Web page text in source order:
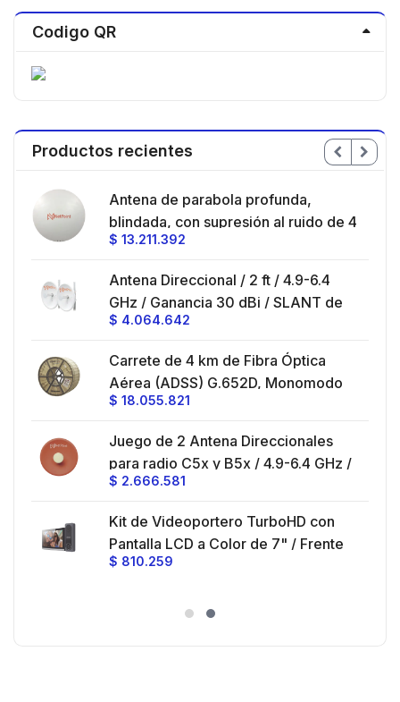
Codigo QR
Productos recientes
Antena de parabola profunda,
blindada, con supresión al ruido de 4
ft, 5.9-7.2 GHz, Ganancia 36 dBi con
hasta 80 km, Conectores N-hembra,
montaje con alineación milimétrica.
$ 13.211.392
Antena Direccional / 2 ft / 4.9-6.4
GHz / Ganancia 30 dBi / SLANT de
45 ° y 90 ° / Conector N-Hembra /
Montaje y jumpers incluidos.
$ 4.064.642
Carrete de 4 km de Fibra Óptica
Aérea (ADSS) G.652D, Monomodo
de 24 Hilos, Exterior, Span 200,
$ 18.055.821
Juego de 2 Antena Direccionales
para radio C5x y B5x / 4.9-6.4 GHz /
Ganancia 27 dBi / Montaje incluido.
$ 2.666.581
Kit de Videoportero TurboHD con
Pantalla LCD a Color de 7" / Frente
de Calle para Exterior de
)130° de Visión (Gran Angular)
$ 810.259